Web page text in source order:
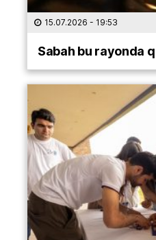
15.07.2026 - 19:53
Sabah bu rayonda